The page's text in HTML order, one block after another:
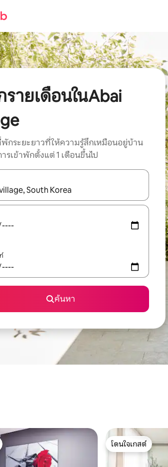
ายเดือนในAbai
กระยะยาวที่ให้ความรู้สึกเหมือนอยู่บ้าน
รเข้าพักตั้งแต่ 1 เดือนขึ้นไป
ขึ้นลง หรือใช้การสัมผัสหรือปัด เพื่อสำรวจผลการค้นหา
ค้นหา
โดนใจเกสต์
โดนใจเกสต์